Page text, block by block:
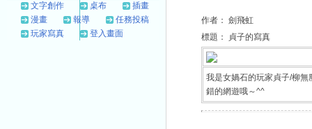
文字創作 桌布
插畫
漫畫
報導
任務投稿
玩家寫真
登入畫面
作者： 劍飛虹
標題：
貞子的寫真
我是女媧石的玩家貞子/柳
錯的網遊哦～^^